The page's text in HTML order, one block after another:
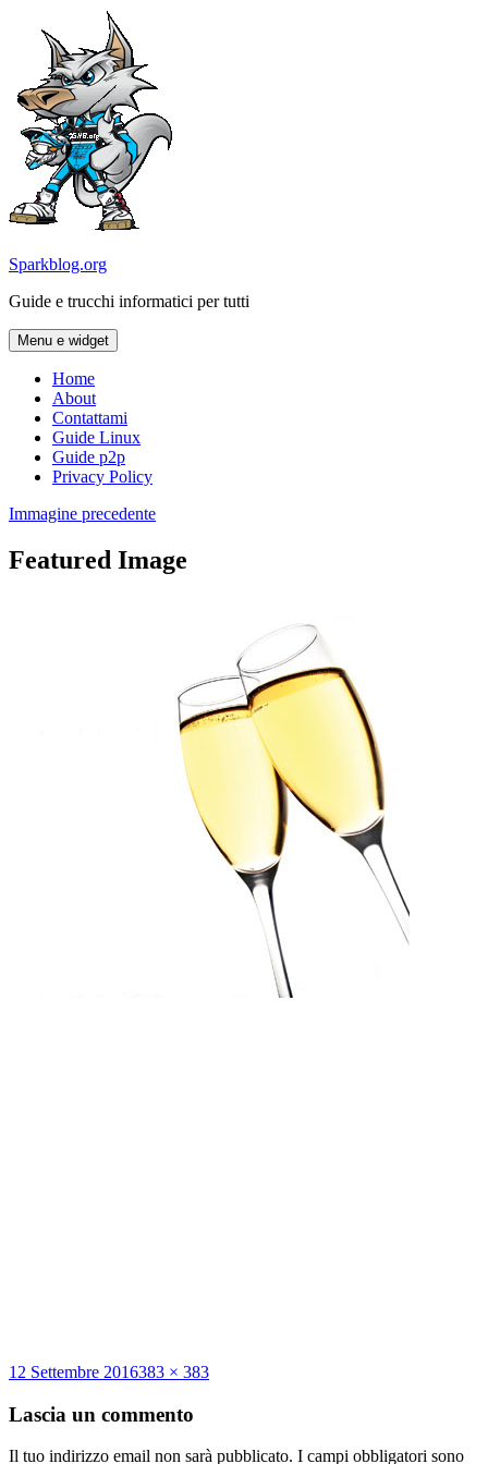
contenuto
Sparkblog.org
Guide e trucchi informatici per tutti
Menu e widget
Home
About
Contattami
Guide Linux
Guide p2p
Privacy Policy
Immagine precedente
Featured Image
Scritto
12 Settembre 2016Dimensione
383 × 383
Lascia un commento
Il tuo indirizzo email non sarà pubblicato. I campi obbligatori sono